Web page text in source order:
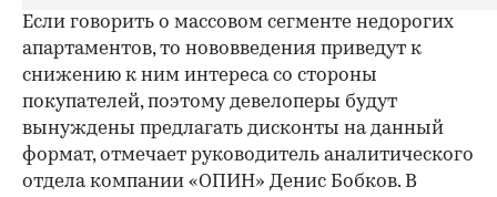
Если говорить о массовом сегменте недорогих
апартаментов, то нововведения приведут к
снижению к ним интереса со стороны
покупателей, поэтому девелоперы будут
вынуждены предлагать дисконты на данный
формат, отмечает руководитель аналитического
отдела компании «ОПИН» Денис Бобков. В